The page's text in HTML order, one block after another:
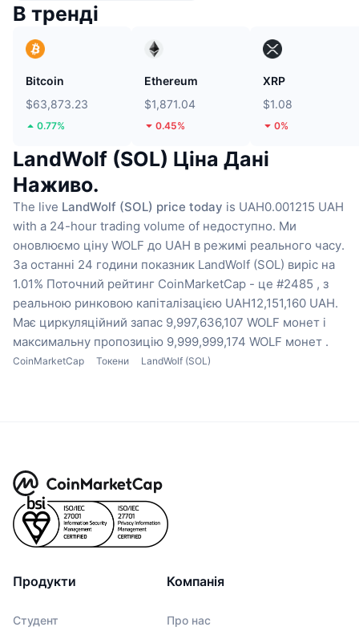
В тренді
Bitcoin
$63,873.23
0.77%
Ethereum
$1,871.04
0.45%
XRP
$1.08
0%
LandWolf (SOL) Ціна Дані
Наживо.
The live LandWolf (SOL) price today is UAH0.001215 UAH
with a 24-hour trading volume of недоступно. Ми
оновлюємо ціну WOLF до UAH в режимі реального часу.
За останні 24 години показник LandWolf (SOL) виріс на
1.01% Поточний рейтинг CoinMarketCap - це #2485 , з
реальною ринковою капіталізацією UAH12,151,160 UAH.
Має циркуляційний запас 9,997,636,107 WOLF монет і
максимальну пропозицію 9,999,999,174 WOLF монет .
CoinMarketCap Токени LandWolf (SOL)
Продукти
Студент
Компанія
Про нас